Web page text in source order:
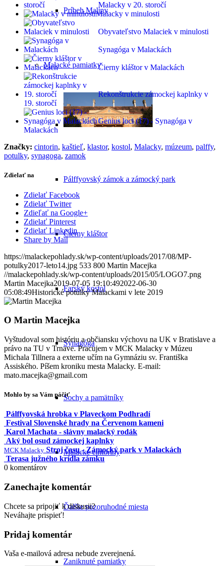
Príbeh Maliny
Malacké pamiatky
Pálffyovský zámok a zámocký park
Čierny kláštor
Farský kostol
Synagóga
Sochy a pamätníky
Malacké cintoríny
Ďalšie pozoruhodné miesta
Zaniknuté pamiatky
Malacky v 20. storočí
Malacky v minulosti
Obyvateľstvo Malaciek v minulosti
Synagóga v Malackách
Čierny kláštor v Malackách
Rekonštrukcie zámockej kaplnky v
19. storočí
Genius loci (17) - Synagóga v
Malackách
Značky: cintorin, kaštieľ, klastor, kostol, Malacky, múzeum, palffy,
potulky, synagoga, zamok
Zdielať na
Zdielať Facebook
Zdielať Twitter
Zdieľať na Google+
Zdielať Pinterest
Zdielať Linkedin
Share by Mail
https://malackepohlady.sk/wp-content/uploads/2017/08/MP-
potulky2017-leto14.jpg 533 800 Martin Macejka
//malackepohlady.sk/wp-content/uploads/2015/05/LOGO7.png
Martin Macejka2019-07-05 19:10:492022-06-30
05:08:49Historické potulky Malackami v lete 2019
O Martin Macejka
Vyštudoval som históriu a občiansku výchovu na UK v Bratislave a
právo na TU v Trnave. Pracujem v MCK Malacky v Múzeu
Michala Tillnera a externe učím na Gymnáziu sv. Františka
Assiského. Píšem kroniku mesta Malacky. E-mail:
mato.macejka@gmail.com
Mohlo by sa Vám páčiť
Pálffyovská hrobka v Plaveckom Podhradí
Festival Slovenské hrady na Červenom kameni
Karol Machata - slávny malacký rodák
Aký bol osud zámockej kaplnky
MCK Malacky Stroj času - Zámocký park v Malackách
Terasa južného krídla zámku
0 komentárov
Zanechajte komentár
Chcete sa pripojiť k diskusii?
Neváhajte prispieť!
Pridaj komentár
Vaša e-mailová adresa nebude zverejnená.